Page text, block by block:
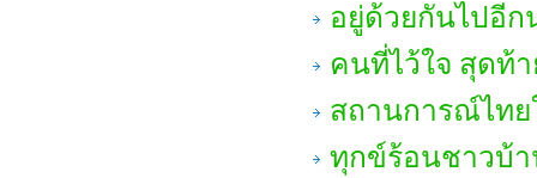
อยู่ด้วยกันไปอีก
คนที่ไว้ใจ สุดท้
สถานการณ์ไท
ทุกข์ร้อนชาวบ้า